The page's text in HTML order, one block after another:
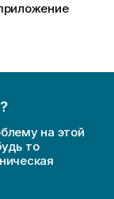
на этой
то